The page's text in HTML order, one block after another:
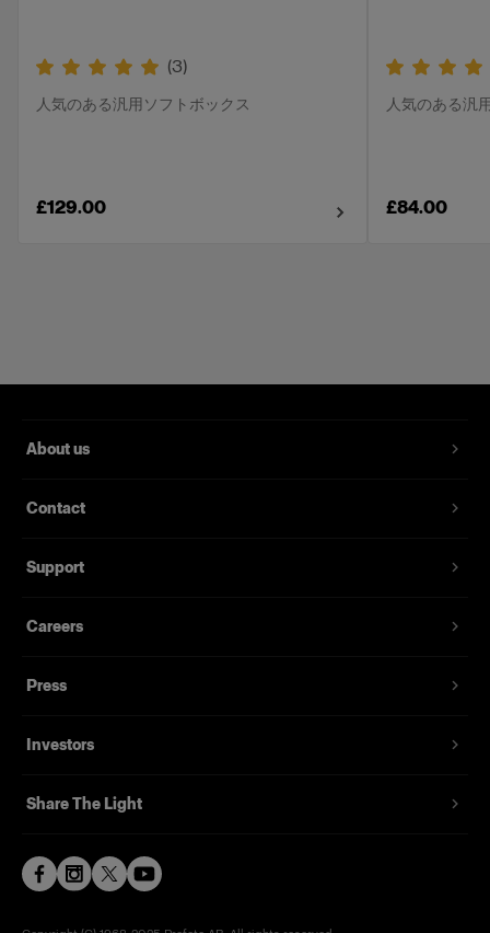
(3)
人気のある汎用ソフトボックス
£129.00
人気のある汎
£84.00
About us
Contact
Support
Careers
Press
Investors
Share The Light